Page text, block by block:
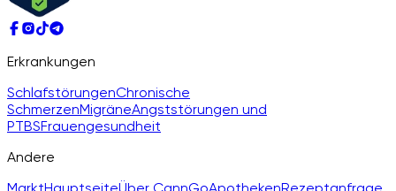
Erkrankungen
SchlafstörungenChronische
SchmerzenMigräneAngststörungen und
PTBSFrauengesundheit
Andere